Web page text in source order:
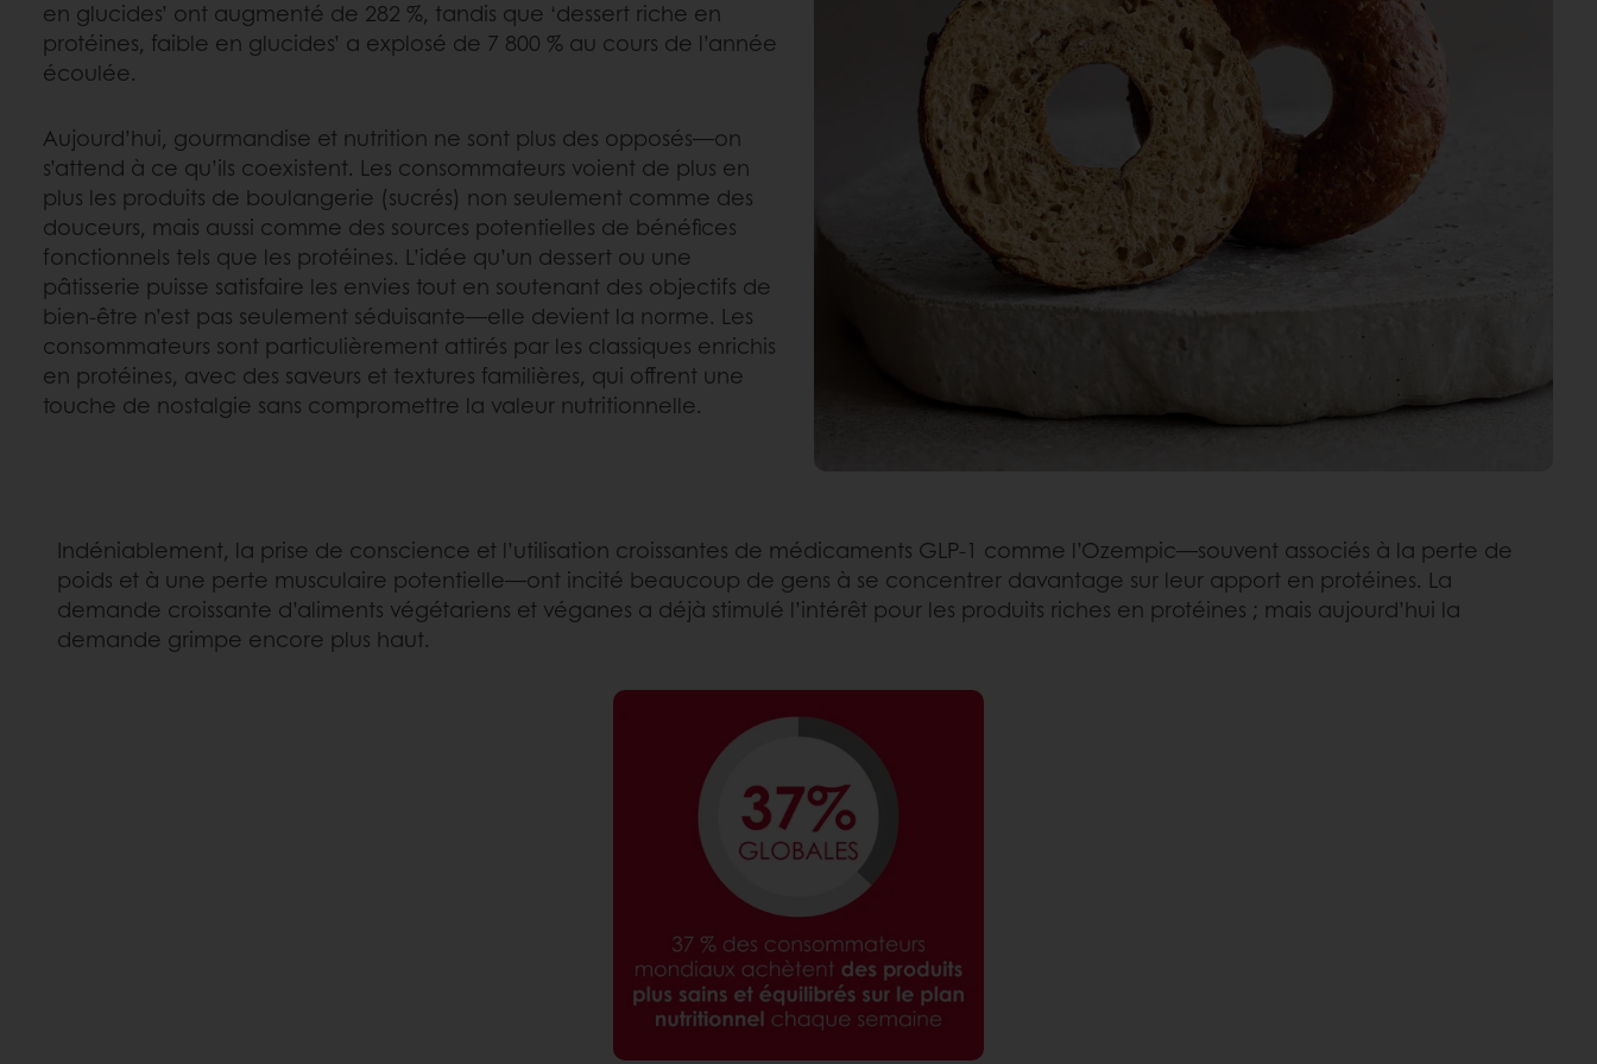
en glucides’ ont augmenté de 282 %, tandis que ‘dessert riche en
protéines, faible en glucides’ a explosé de 7 800 % au cours de l’année
écoulée.
Aujourd’hui, gourmandise et nutrition ne sont plus des opposés—on
s’attend à ce qu’ils coexistent. Les consommateurs voient de plus en
plus les produits de boulangerie (sucrés) non seulement comme des
douceurs, mais aussi comme des sources potentielles de bénéfices
fonctionnels tels que les protéines. L’idée qu’un dessert ou une
pâtisserie puisse satisfaire les envies tout en soutenant des objectifs de
bien-être n’est pas seulement séduisante—elle devient la norme. Les
consommateurs sont particulièrement attirés par les classiques enrichis
en protéines, avec des saveurs et textures familières, qui offrent une
touche de nostalgie sans compromettre la valeur nutritionnelle.
Indéniablement, la prise de conscience et l’utilisation croissantes de médicaments GLP-1 comme l’Ozempic—souvent associés à la perte de
poids et à une perte musculaire potentielle—ont incité beaucoup de gens à se concentrer davantage sur leur apport en protéines. La
demande croissante d’aliments végétariens et véganes a déjà stimulé l’intérêt pour les produits riches en protéines ; mais aujourd’hui la
demande grimpe encore plus haut.